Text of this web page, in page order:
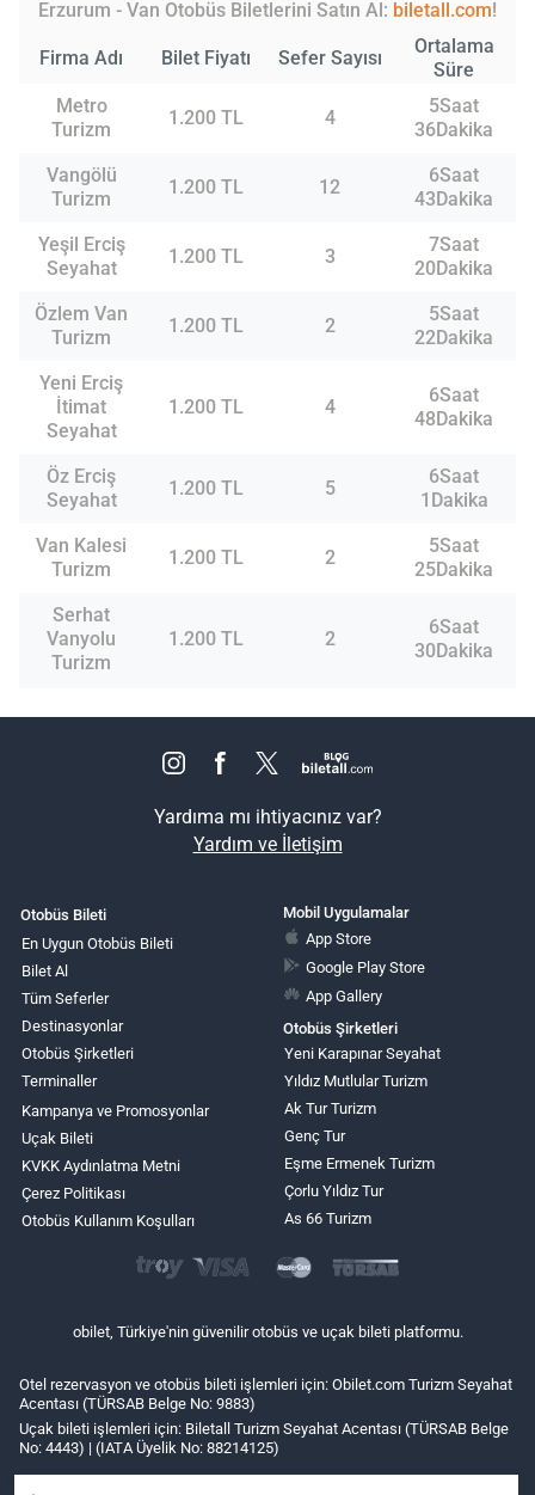
Erzurum - Van Otobüs Biletlerini Satın Al: biletall.com!
Firma Adı Bilet Fiyatı Sefer Sayısı
Ortalama
Süre
Metro
Turizm
1.200 TL 4
5Saat
36Dakika
Vangölü
Turizm
1.200 TL 12
6Saat
43Dakika
Yeşil Erciş
Seyahat
1.200 TL 3
7Saat
20Dakika
Özlem Van
Turizm
1.200 TL 2
5Saat
22Dakika
Yeni Erciş
İtimat
Seyahat
1.200 TL 4
6Saat
48Dakika
Öz Erciş
Seyahat
1.200 TL 5
6Saat
1Dakika
Van Kalesi
Turizm
1.200 TL 2
5Saat
25Dakika
Serhat
Vanyolu
Turizm
1.200 TL 2
6Saat
30Dakika
Yardıma mı ihtiyacınız var?
Yardım ve İletişim
Otobüs Bileti
En Uygun Otobüs Bileti
Bilet Al
Tüm Seferler
Destinasyonlar
Otobüs Şirketleri
Terminaller
Kampanya ve Promosyonlar
Uçak Bileti
KVKK Aydınlatma Metni
Çerez Politikası
Otobüs Kullanım Koşulları
Mobil Uygulamalar
App Store
Google Play Store
App Gallery
Otobüs Şirketleri
Yeni Karapınar Seyahat
Yıldız Mutlular Turizm
Ak Tur Turizm
Genç Tur
Eşme Ermenek Turizm
Çorlu Yıldız Tur
As 66 Turizm
obilet, Türkiye'nin güvenilir otobüs ve uçak bileti platformu.
Otel rezervasyon ve otobüs bileti işlemleri için: Obilet.com Turizm Seyahat
Acentası (TÜRSAB Belge No: 9883)
Uçak bileti işlemleri için: Biletall Turizm Seyahat Acentası (TÜRSAB Belge
No: 4443) | (IATA Üyelik No: 88214125)